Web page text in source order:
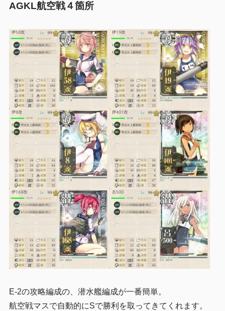
AGKL航空戦４箇所
E-2の攻略編成の、潜水艦編成が一番簡単。
航空戦マスで自動的にSで勝利を取ってきてくれます。